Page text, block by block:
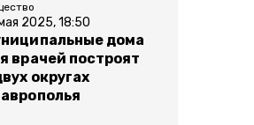
2025, 18:50
дома
врачей построят
округах